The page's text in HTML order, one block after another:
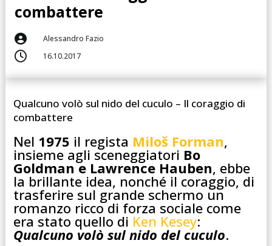
combattere
 Alessandro Fazio
 16.10.2017
Qualcuno volò sul nido del cuculo – Il coraggio di
combattere
Nel 1975 il regista Miloš Forman,
insieme agli sceneggiatori Bo
Goldman e Lawrence Hauben, ebbe
la brillante idea, nonché il coraggio, di
trasferire sul grande schermo un
romanzo ricco di forza sociale come
era stato quello di Ken Kesey:
Qualcuno volò sul nido del cuculo.